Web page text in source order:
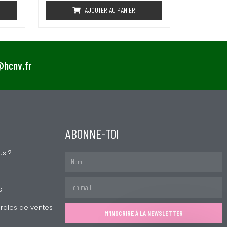
0
s
5
AJOUTER AU PANIER
?
de ventes
ABONNE-TOI
Nom
Mail
M'INSCRIRE À LA NEWSLETTER